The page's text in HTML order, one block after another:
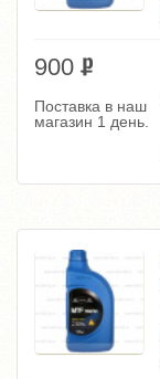
900
Поставка в наш
магазин 1 день.